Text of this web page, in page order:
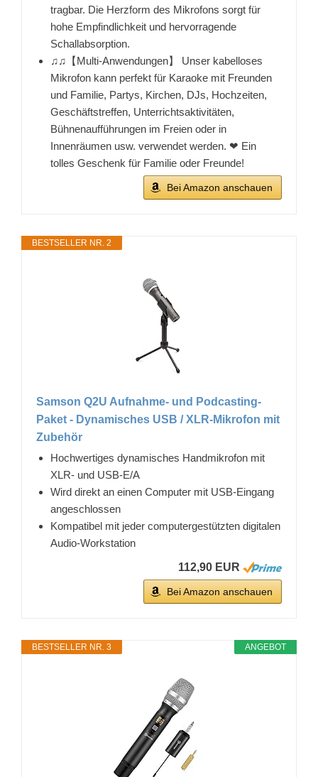
tragbar. Die Herzform des Mikrofons sorgt für
hohe Empfindlichkeit und hervorragende
Schallabsorption.
♫♫【Multi-Anwendungen】 Unser kabelloses
Mikrofon kann perfekt für Karaoke mit Freunden
und Familie, Partys, Kirchen, DJs, Hochzeiten,
Geschäftstreffen, Unterrichtsaktivitäten,
Bühnenaufführungen im Freien oder in
Innenräumen usw. verwendet werden. ❤ Ein
tolles Geschenk für Familie oder Freunde!
Bei Amazon anschauen
BESTSELLER NR. 2
Samson Q2U Aufnahme- und Podcasting-
Paket - Dynamisches USB / XLR-Mikrofon mit
Zubehör
Hochwertiges dynamisches Handmikrofon mit
XLR- und USB-E/A
Wird direkt an einen Computer mit USB-Eingang
angeschlossen
Kompatibel mit jeder computergestützten digitalen
Audio-Workstation
112,90 EUR
Bei Amazon anschauen
ANGEBOT
BESTSELLER NR. 3